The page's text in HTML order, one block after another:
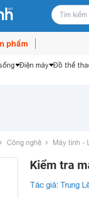
phẩm
Điện máy Đồ thể
Công nghệ Máy tính -
Kiểm tra
Tác giả: Trung